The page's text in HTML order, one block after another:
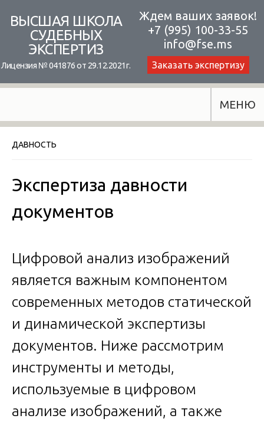
content
ВЫСШАЯ ШКОЛА
СУДЕБНЫХ
ЭКСПЕРТИЗ
Лицензия № 041876 от 29.12.2021г.
Ждем ваших заявок!
+7 (995) 100-33-55
info@fse.ms
Заказать экспертизу
МЕНЮ
ДАВНОСТЬ
Экспертиза давности
документов
Цифровой анализ изображений
является важным компонентом
современных методов статической
и динамической экспертизы
документов. Ниже рассмотрим
инструменты и методы,
используемые в цифровом
анализе изображений, а также